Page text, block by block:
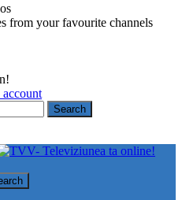
from your favourite channels
account